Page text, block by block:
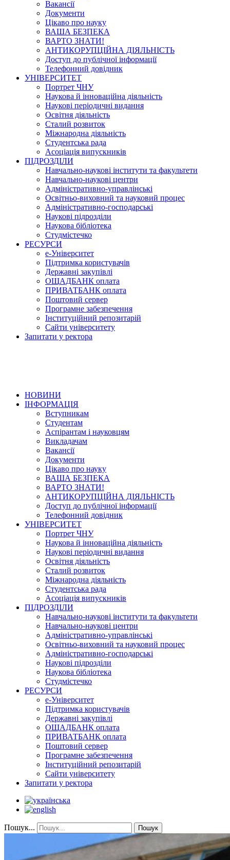
Вакансії
Документи
Цікаво про науку
ВАША БЕЗПЕКА
ВАРТО ЗНАТИ!
АНТИКОРУПЦІЙНА ДІЯЛЬНІСТЬ
Доступ до публічної інформації
Телефонний довідник
УНІВЕРСИТЕТ
Портрет ЧНУ
Наукова й інноваційна діяльність
Наукові періодичні видання
Освітня діяльність
Сталий розвиток
Міжнародна діяльність
Студентська рада
Асоціація випускників
ПІДРОЗДІЛИ
Навчально-наукові інститути та факультети
Навчально-наукові центри
Адміністративно-управлінські
Освітньо-виховний та науковий процес
Адміністративно-господарські
Наукові підрозділи
Наукова бібліотека
Студмістечко
РЕСУРСИ
е-Університет
Підтримка користувачів
Державні закупівлі
ОЩАДБАНК оплата
ПРИВАТБАНК оплата
Поштовий сервер
Програмне забезпечення
Інституційний репозитарій
Сайти університету
Запитати у ректора
НОВИНИ
ІНФОРМАЦІЯ
Вступникам
Студентам
Аспірантам і науковцям
Викладачам
Вакансії
Документи
Цікаво про науку
ВАША БЕЗПЕКА
ВАРТО ЗНАТИ!
АНТИКОРУПЦІЙНА ДІЯЛЬНІСТЬ
Доступ до публічної інформації
Телефонний довідник
УНІВЕРСИТЕТ
Портрет ЧНУ
Наукова й інноваційна діяльність
Наукові періодичні видання
Освітня діяльність
Сталий розвиток
Міжнародна діяльність
Студентська рада
Асоціація випускників
ПІДРОЗДІЛИ
Навчально-наукові інститути та факультети
Навчально-наукові центри
Адміністративно-управлінські
Освітньо-виховний та науковий процес
Адміністративно-господарські
Наукові підрозділи
Наукова бібліотека
Студмістечко
РЕСУРСИ
е-Університет
Підтримка користувачів
Державні закупівлі
ОЩАДБАНК оплата
ПРИВАТБАНК оплата
Поштовий сервер
Програмне забезпечення
Інституційний репозитарій
Сайти університету
Запитати у ректора
Пошук... Пошук